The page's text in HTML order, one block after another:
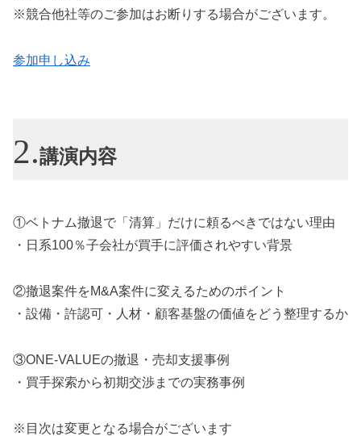
※競合他社等のご参加はお断りする場合がございます。
参加申し込み
講演内容
①ベトナム撤退で「清算」だけに頼るべきではない理由
・日系100％子会社が買手に評価されやすい背景
②撤退案件をM&A案件に変えるためのポイント
・設備・許認可・人材・顧客基盤の価値をどう整理するか
③ONE-VALUEの撤退・売却支援事例
・買手探索から初期交渉までの実務事例
※目次は変更となる場合がございます